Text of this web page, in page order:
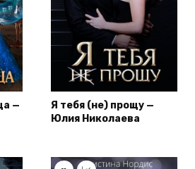
—
Я тебя (не) прощу —
Юлия Николаева